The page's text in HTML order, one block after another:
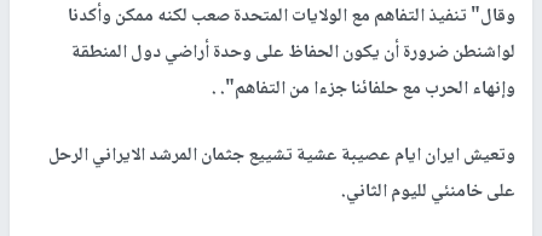
وقال" تنفيذ التفاهم مع الولايات المتحدة صعب لكنه ممكن وأكدنا
لواشنطن ضرورة أن يكون الحفاظ على وحدة أراضي دول المنطقة
وإنهاء الحرب مع حلفائنا جزءا من التفاهم". .
وتعيش ايران ايام عصيبة عشية تشييع جثمان المرشد الايراني الرحل
على خامنئي لليوم الثاني.